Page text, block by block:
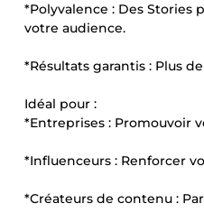
*Polyvalence : Des
votre audience.
*Résultats garantis : Plus
Idéal pour :
*Entreprises : Promouvoir
*Influenceurs : Renforcer
*Créateurs de contenu :